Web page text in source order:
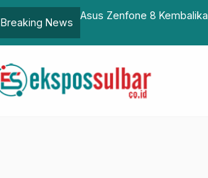
Breaking News
DKP Pasangkayu, Family